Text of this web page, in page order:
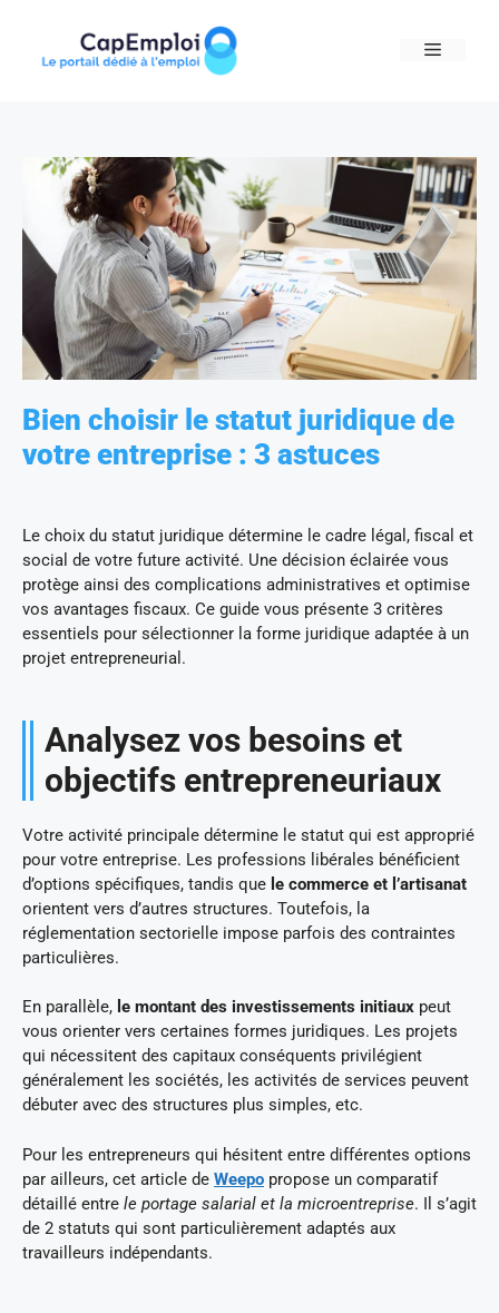
content
MENU
Bien choisir le statut juridique de
votre entreprise : 3 astuces
Le choix du statut juridique détermine le cadre légal, fiscal et
social de votre future activité. Une décision éclairée vous
protège ainsi des complications administratives et optimise
vos avantages fiscaux. Ce guide vous présente 3 critères
essentiels pour sélectionner la forme juridique adaptée à un
projet entrepreneurial.
Analysez vos besoins et
objectifs entrepreneuriaux
Votre activité principale détermine le statut qui est approprié
pour votre entreprise. Les professions libérales bénéficient
d’options spécifiques, tandis que le commerce et l’artisanat
orientent vers d’autres structures. Toutefois, la
réglementation sectorielle impose parfois des contraintes
particulières.
En parallèle, le montant des investissements initiaux peut
vous orienter vers certaines formes juridiques. Les projets
qui nécessitent des capitaux conséquents privilégient
généralement les sociétés, les activités de services peuvent
débuter avec des structures plus simples, etc.
Pour les entrepreneurs qui hésitent entre différentes options
par ailleurs, cet article de Weepo propose un comparatif
détaillé entre le portage salarial et la microentreprise. Il s’agit
de 2 statuts qui sont particulièrement adaptés aux
travailleurs indépendants.